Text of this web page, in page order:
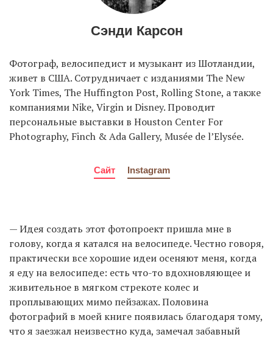
Сэнди Карсон
Фотограф, велосипедист и музыкант из Шотландии,
живет в США. Сотрудничает c изданиями The New
York Times, The Huffington Post, Rolling Stone, а также
компаниями Nike, Virgin и Disney. Проводит
персональные выставки в Houston Center For
Photography, Finch & Ada Gallery, Musée de l’Elysée.
Сайт Instagram
— Идея создать этот фотопроект пришла мне в
голову, когда я катался на велосипеде. Честно говоря,
практически все хорошие идеи осеняют меня, когда
я еду на велосипеде: есть что-то вдохновляющее и
живительное в мягком стрекоте колес и
проплывающих мимо пейзажах. Половина
фотографий в моей книге появилась благодаря тому,
что я заезжал неизвестно куда, замечал забавный